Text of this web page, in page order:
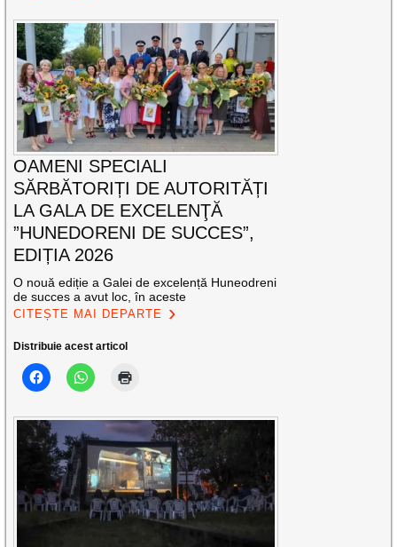
OAMENI SPECIALI
SĂRBĂTORIȚI DE AUTORITĂȚI
LA GALA DE EXCELENŢĂ
”HUNEDORENI DE SUCCES”,
EDIȚIA 2026
O nouă ediție a Galei de excelență Huneodreni
de succes a avut loc, în aceste
CITEȘTE MAI DEPARTE
Distribuie acest articol